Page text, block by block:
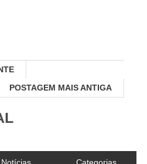
POSTAGEM MAIS ANTIGA